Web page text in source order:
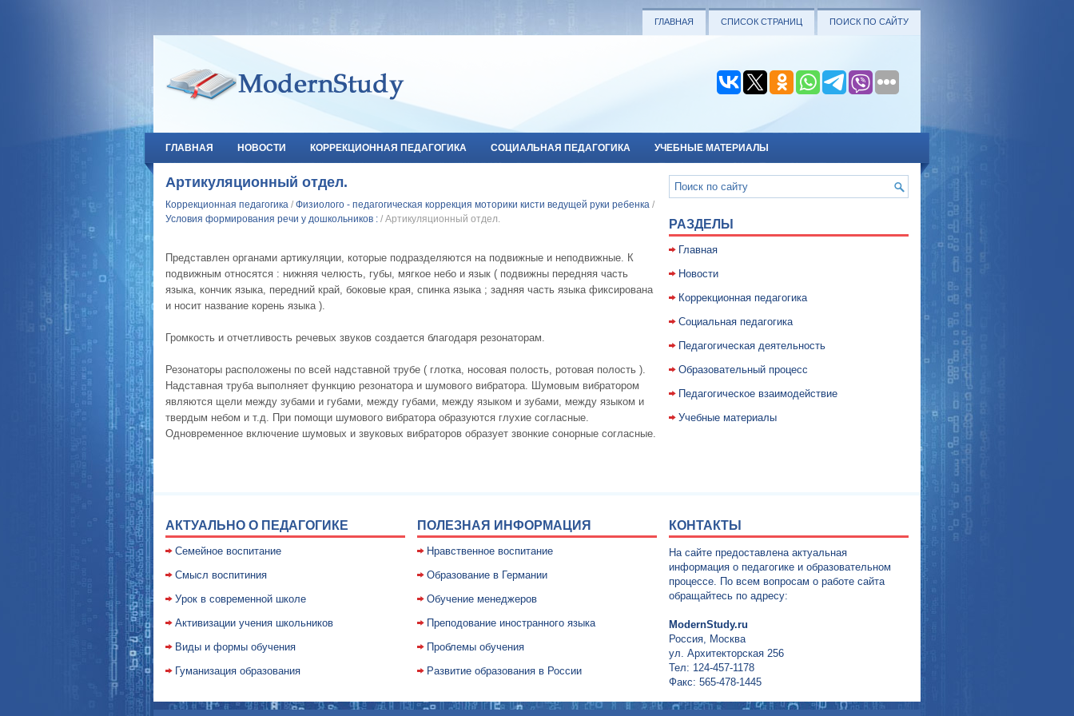
ГЛАВНАЯ СПИСОК СТРАНИЦ ПОИСК ПО САЙТУ
ГЛАВНАЯ НОВОСТИ КОРРЕКЦИОННАЯ ПЕДАГОГИКА СОЦИАЛЬНАЯ ПЕДАГОГИКА УЧЕБНЫЕ МАТЕРИАЛЫ
Артикуляционный отдел.
Коррекционная педагогика / Физиолого - педагогическая коррекция моторики кисти ведущей руки ребенка /
Условия формирования речи у дошкольников : / Артикуляционный отдел.
Представлен органами артикуляции, которые подразделяются на подвижные и неподвижные. К
подвижным относятся : нижняя челюсть, губы, мягкое небо и язык ( подвижны передняя часть
языка, кончик языка, передний край, боковые края, спинка языка ; задняя часть языка фиксирована
и носит название корень языка ).
Громкость и отчетливость речевых звуков создается благодаря резонаторам.
Резонаторы расположены по всей надставной трубе ( глотка, носовая полость, ротовая полость ).
Надставная труба выполняет функцию резонатора и шумового вибратора. Шумовым вибратором
являются щели между зубами и губами, между губами, между языком и зубами, между языком и
твердым небом и т.д. При помощи шумового вибратора образуются глухие согласные.
Одновременное включение шумовых и звуковых вибраторов образует звонкие сонорные согласные.
РАЗДЕЛЫ
Главная
Новости
Коррекционная педагогика
Социальная педагогика
Педагогическая деятельность
Образовательный процесс
Педагогическое взаимодействие
Учебные материалы
АКТУАЛЬНО О ПЕДАГОГИКЕ
Семейное воспитание
Смысл воспитиния
Уpок в совpеменной школе
Активизации учения школьников
Виды и формы обучения
Гуманизация образования
ПОЛЕЗНАЯ ИНФОРМАЦИЯ
Нравственное воспитание
Образование в Германии
Обучение менеджеров
Преподование иностранного языка
Проблемы обучения
Развитие образования в России
КОНТАКТЫ
На сайте предоставлена актуальная
информация о педагогике и образовательном
процессе. По всем вопросам о работе сайта
обращайтесь по адресу:
ModernStudy.ru
Россия, Москва
ул. Архитекторская 256
Тел: 124-457-1178
Факс: 565-478-1445